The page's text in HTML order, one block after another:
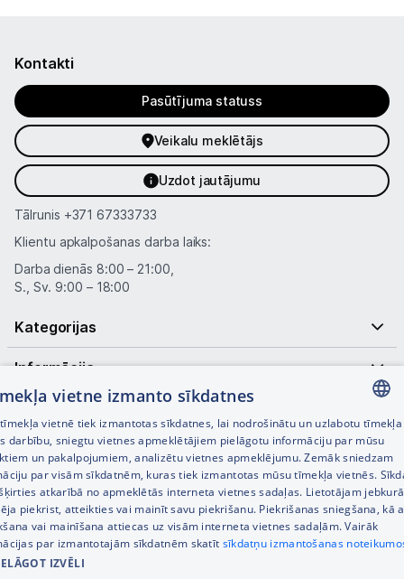
Kontakti
Pasūtījuma statuss
Veikalu meklētājs
Uzdot jautājumu
Tālrunis +371 67333733
Klientu apkalpošanas darba laiks:
Darba dienās 8:00 – 21:00,
S., Sv. 9:00 – 18:00
Kategorijas
Informācija
Noderīgas saites
© SIA Tet 2026 -
LATVIAN
RUSSIAN
ENGLISH
vietne izmanto sīkdatnes
vietnē tiek izmantotas sīkdatnes, lai nodrošinātu un uzlabotu tīmekļa
darbību, sniegtu vietnes apmeklētājiem pielāgotu informāciju par mūsu
un pakalpojumiem, analizētu vietnes apmeklējumu. Zemāk sniedzam
par visām sīkdatnēm, kuras tiek izmantotas mūsu tīmekļa vietnēs.
atkarībā no apmeklētās interneta vietnes sadaļas. Lietotājam
piekrist, atteikties vai mainīt savu piekrišanu. Piekrišanas sniegšana, kā
vai mainīšana attiecas uz visām interneta vietnes sadaļām. Vairāk
par izmantotajām sīkdatnēm skatīt sīkdatņu izmantošanas
IZVĒLI